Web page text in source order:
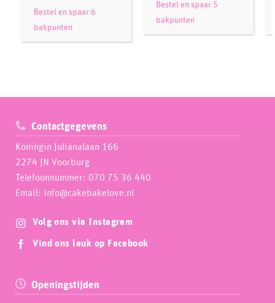
Bestel en spaar 6
bakpunten
Bestel en spaar 5
bakpunten
Contactgegevens
Koningin Julianalaan 166
2274 JN Voorburg
Telefoonnummer: 070 75 36 440
Email: info@cakebakelove.nl
Volg ons via Instagram
Vind ons leuk op Facebook
Openingstijden